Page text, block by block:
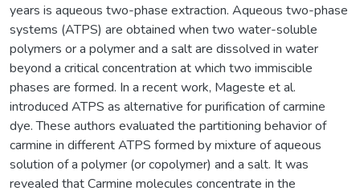
years is aqueous two-phase extraction. Aqueous two-phase
systems (ATPS) are obtained when two water-soluble
polymers or a polymer and a salt are dissolved in water
beyond a critical concentration at which two immiscible
phases are formed. In a recent work, Mageste et al.
introduced ATPS as alternative for purification of carmine
dye. These authors evaluated the partitioning behavior of
carmine in different ATPS formed by mixture of aqueous
solution of a polymer (or copolymer) and a salt. It was
revealed that Carmine molecules concentrate in the